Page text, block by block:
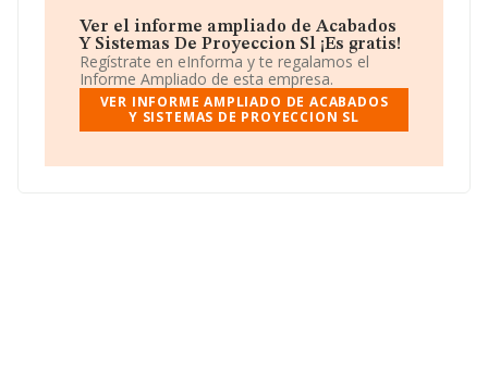
sector.
La sociedad españolaAcabados y Sistemas de
Proyeccion S.L, NIF B08442329, está situada en Calle
Mallorca núm. 264, (08008), Barcelona, Cataluña.
Con los datos a disposición de INFORMA sobre 3.193
facturación asciende a 4.288 millones de euros y en
Ver el informe ampliado de Acabados
Y Sistemas De Proyeccion Sl ¡Es gratis!
Regístrate en eInforma y te regalamos el
Informe Ampliado de esta empresa.
VER INFORME AMPLIADO DE ACABADOS
Y SISTEMAS DE PROYECCION SL